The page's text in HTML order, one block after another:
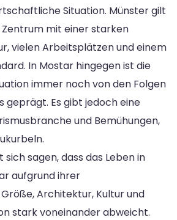
Situation. Münster gilt
mit einer starken
vielen Arbeitsplätzen und einem
In Mostar hingegen ist die
immer noch von den Folgen
geprägt. Es gibt jedoch eine
und Bemühungen,
sagen, dass das Leben in
aufgrund ihrer
Architektur, Kultur und
stark voneinander abweicht.